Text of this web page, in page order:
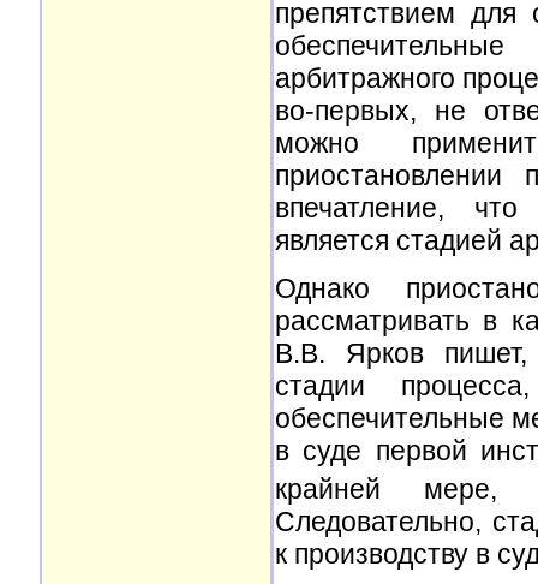
препятствием для
арбитражного
во-первых, не
можно
приостановлении
впечатление,
является стадией
Однако
рассматривать в
В.В. Ярков пишет,
стадии
обеспечительные
в суде первой
крайней мере,
Следовательно,
к производству в